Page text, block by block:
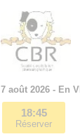
7 août 2026 - En
18:45
Réserver